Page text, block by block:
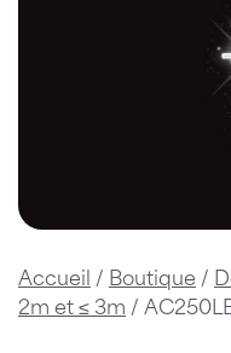
Accueil / Boutique /
2m et ≤ 3m /